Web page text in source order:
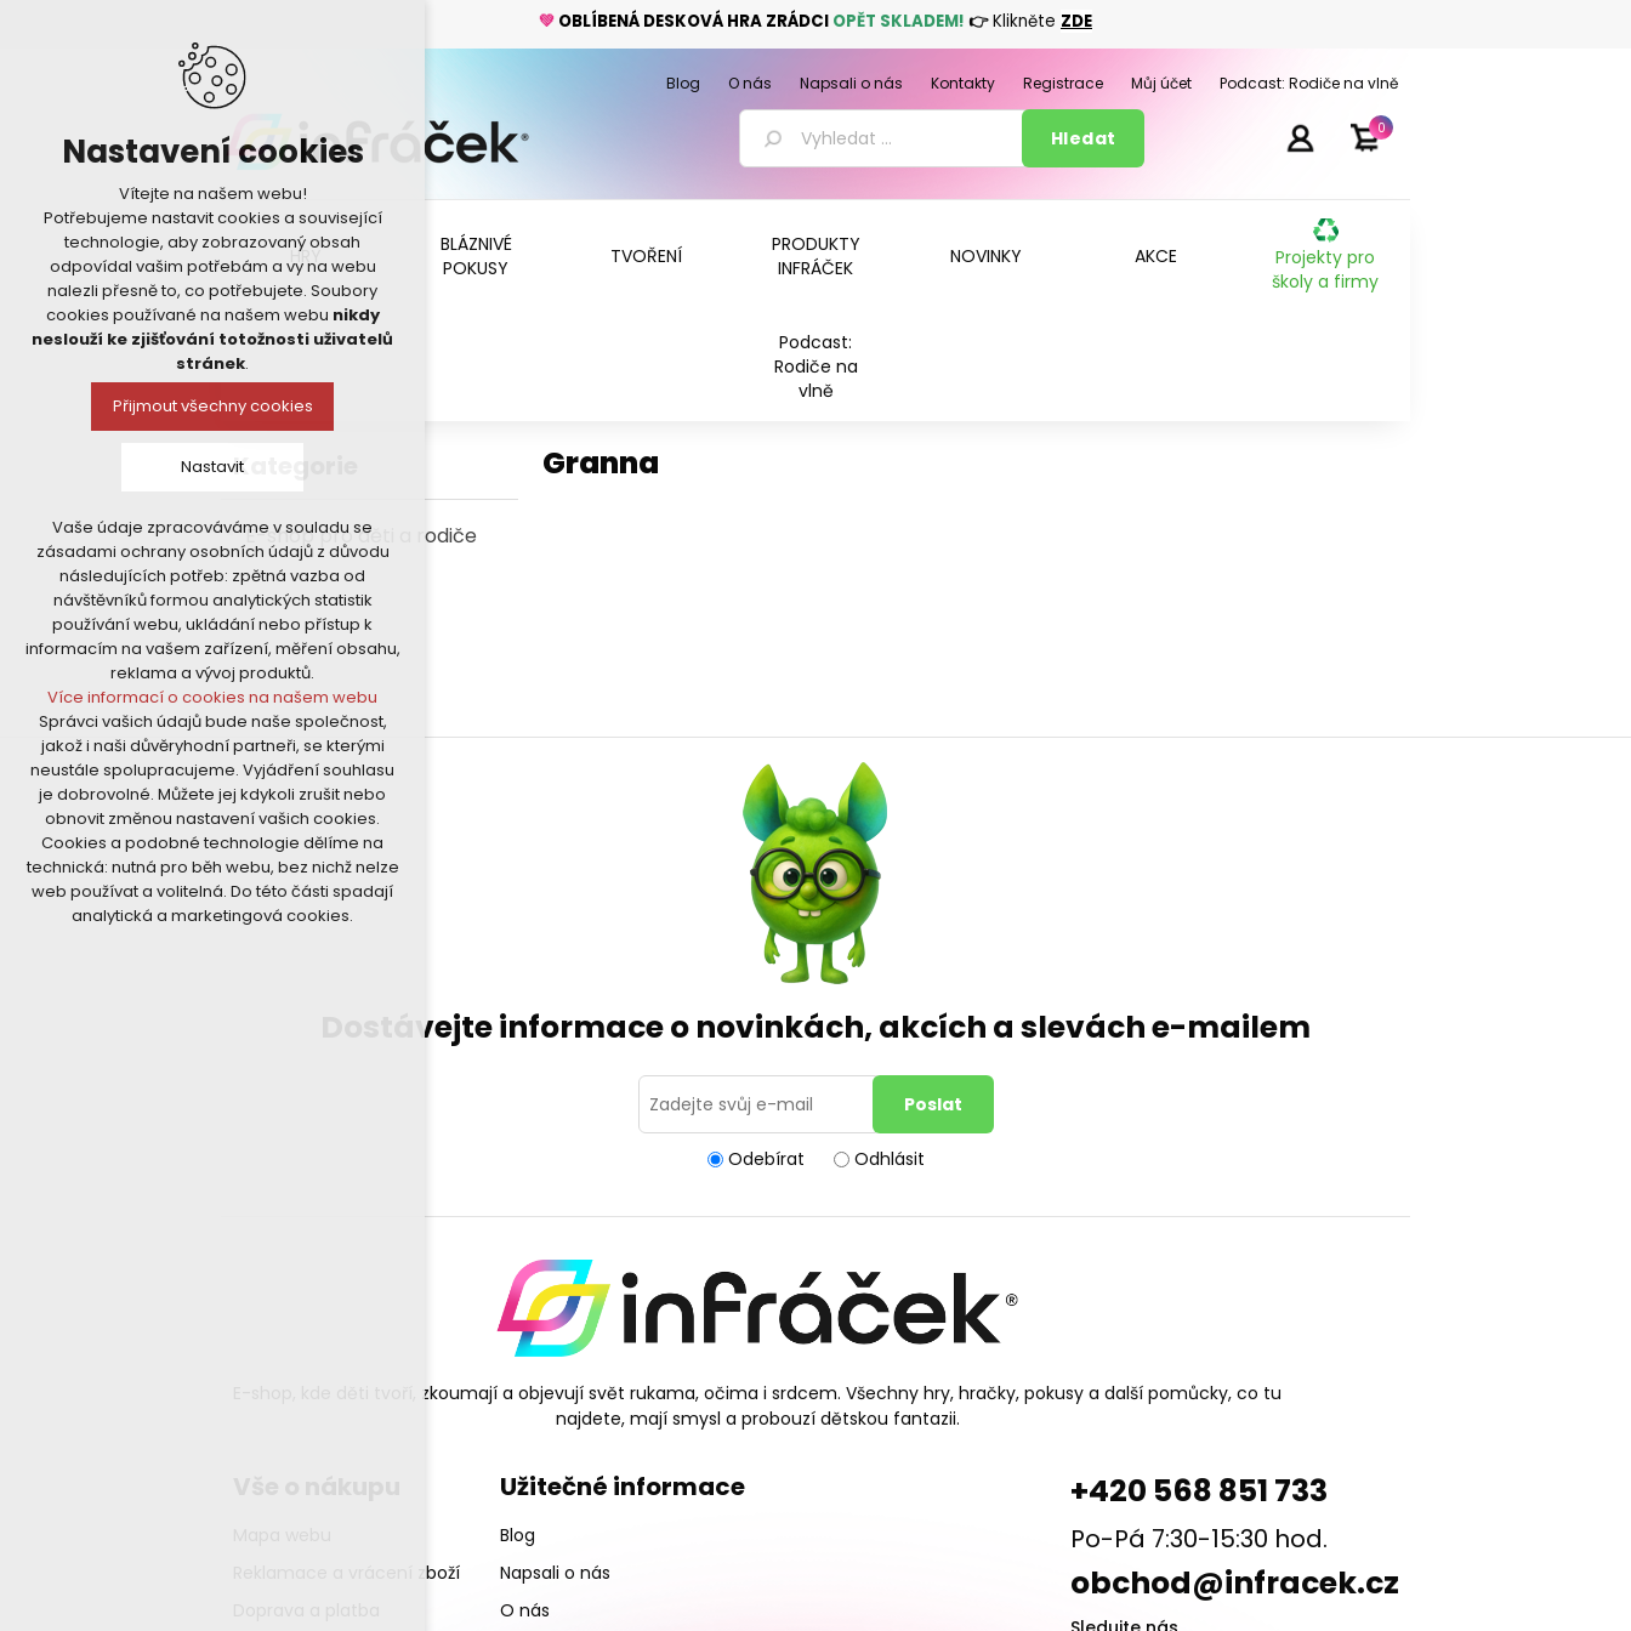
💚 OBLÍBENÁ DESKOVÁ HRA ZRÁDCI OPĚT SKLADEM! 👉Klikněte ZDE
Nastavení cookies
Vítejte na našem webu!
Potřebujeme nastavit cookies a související
technologie, aby zobrazovaný obsah
odpovídal vašim potřebám a vy na webu
nalezli přesně to, co potřebujete. Soubory
cookies používané na našem webu nikdy
neslouží ke zjišťování totožnosti uživatelů
stránek.
Přijmout všechny cookies
Nastavit
Technická cookies
nutná pro provozování webu
udržení kontextu stránek (session):
případná přihlášení, volby jazyka, apod.
Volitelná cookies
analytická pro anonymizované
vyhodnocení návštěvnosti
marketingová cookies (Google)
Více informací o cookies na našem webu
Přijmout všechny cookies
Odmítnout vše
Vaše údaje zpracováváme v souladu se
zásadami ochrany osobních údajů z důvodu
následujících potřeb: zpětná vazba od
návštěvníků formou analytických statistik
používání webu, ukládání nebo přístup k
informacím na vašem zařízení, měření obsahu,
reklama a vývoj produktů.
Více informací o cookies na našem webu
Správci vašich údajů bude naše společnost,
jakož i naši důvěryhodní partneři, se kterými
neustále spolupracujeme. Vyjádření souhlasu
je dobrovolné. Můžete jej kdykoli zrušit nebo
obnovit změnou nastavení vašich cookies.
Cookies a podobné technologie dělíme na
technická: nutná pro běh webu, bez nichž nelze
web používat a volitelná. Do této části spadají
analytická a marketingová cookies.
0
HRY
BLÁZNIVÉ
POKUSY
TVOŘENÍ
PRODUKTY
INFRÁČEK
NOVINKY AKCE
Projekty pro
školy a firmy
Podcast:
Rodiče na
vlně
Blog O nás Napsali o nás Kontakty Registrace Můj účet Podcast: Rodiče na vlně
Kategorie
E-shop pro děti a rodiče
Granna
Dostávejte informace o novinkách, akcích a slevách e-mailem
Odebírat Odhlásit
E-shop, kde děti tvoří, zkoumají a objevují svět rukama, očima i srdcem. Všechny hry, hračky, pokusy a další pomůcky, co tu
najdete, mají smysl a probouzí dětskou fantazii.
Reklamace a vrácení zboží
Užitečné informace
Blog
Napsali o nás
O nás
+420 568 851 733
Po-Pá 7:30-15:30 hod.
obchod@infracek.cz